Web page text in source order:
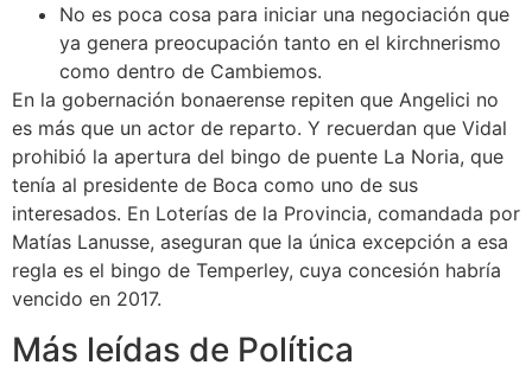
No es poca cosa para iniciar una negociación que
ya genera preocupación tanto en el kirchnerismo
como dentro de Cambiemos.
En la gobernación bonaerense repiten que Angelici no
es más que un actor de reparto. Y recuerdan que Vidal
prohibió la apertura del bingo de puente La Noria, que
tenía al presidente de Boca como uno de sus
interesados. En Loterías de la Provincia, comandada por
Matías Lanusse, aseguran que la única excepción a esa
regla es el bingo de Temperley, cuya concesión habría
vencido en 2017.
Más leídas de Política